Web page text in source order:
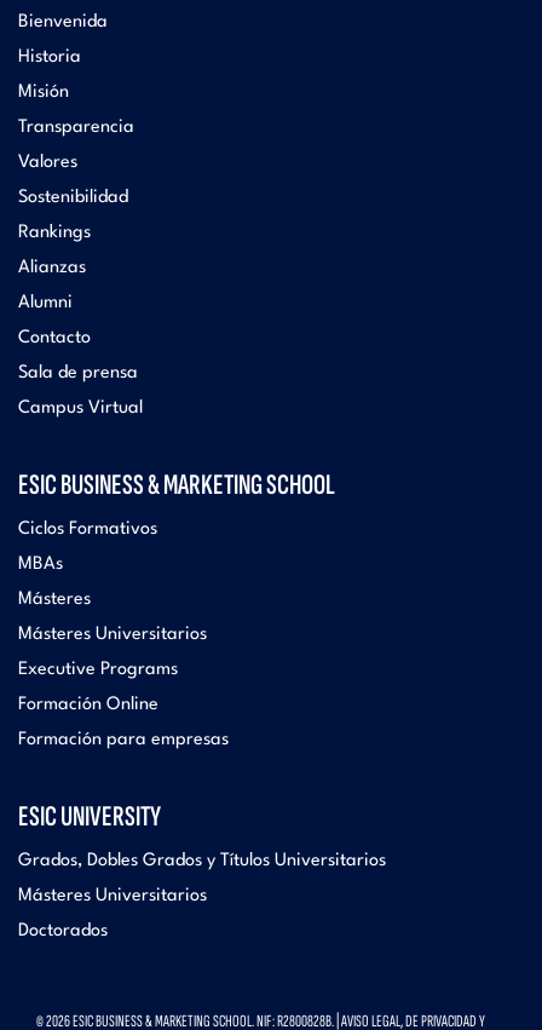
Bienvenida
Historia
Misión
Transparencia
Valores
Sostenibilidad
Rankings
Alianzas
Alumni
Contacto
Sala de prensa
Campus Virtual
ESIC BUSINESS & MARKETING SCHOOL
Ciclos Formativos
MBAs
Másteres
Másteres Universitarios
Executive Programs
Formación Online
Formación para empresas
ESIC UNIVERSITY
Grados, Dobles Grados y Títulos Universitarios
Másteres Universitarios
Doctorados
© 2026 ESIC BUSINESS & MARKETING SCHOOL. NIF: R2800828B. | AVISO LEGAL, DE PRIVACIDAD Y